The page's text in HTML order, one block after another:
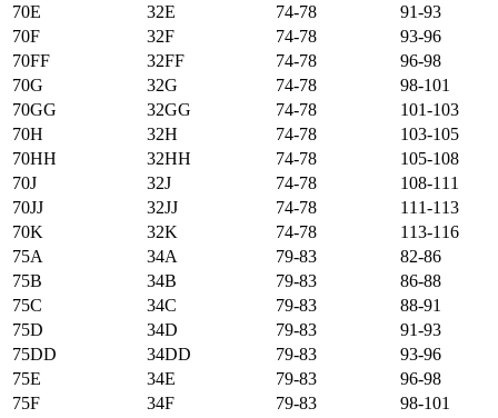
70E
32E 74-78
91-93
70F
32F 74-78
93-96
70FF
32FF 74-78
96-98
70G
32G 74-78
98-101
70GG
32GG 74-78
101-103
70H
32H 74-78
103-105
70HH
32HH 74-78
105-108
70J
32J 74-78
108-111
70JJ
32JJ 74-78
111-113
70K
32K 74-78
113-116
75А
34А 79-83
82-86
75B
34B 79-83
86-88
75C
34C 79-83
88-91
75D
34D 79-83
91-93
75DD
34DD 79-83
93-96
75E
34E 79-83
96-98
75F
34F 79-83
98-101